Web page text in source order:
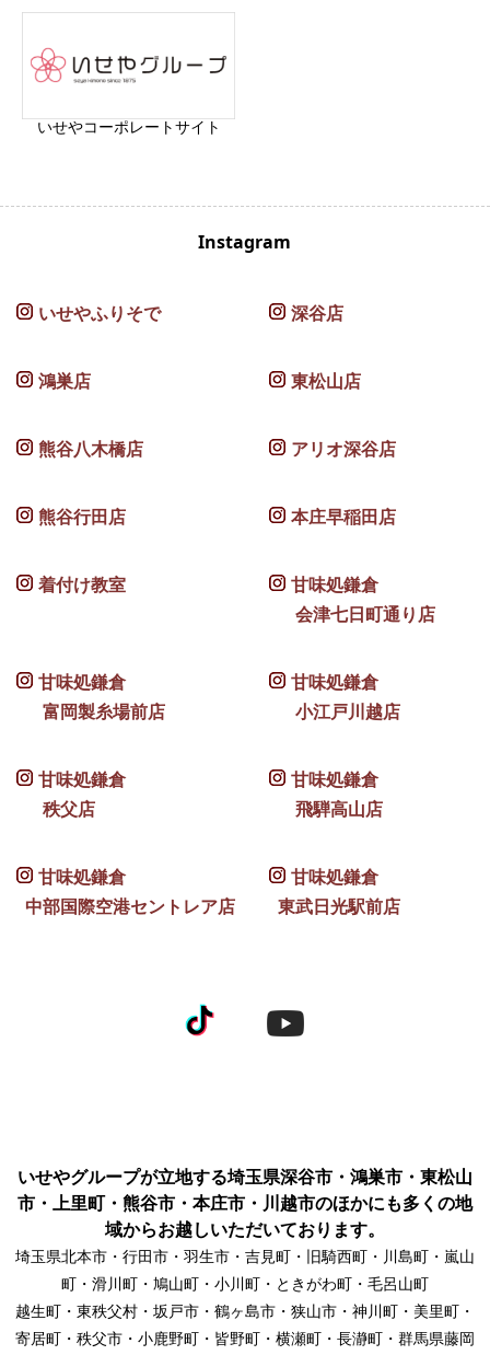
いせやコーポレートサイト
Instagram
いせやふりそで 深谷店
鴻巣店 東松山店
熊谷八木橋店 アリオ深谷店
熊谷行田店 本庄早稲田店
着付け教室
甘味処鎌倉
会津七日町通り店
甘味処鎌倉
富岡製糸場前店
甘味処鎌倉
小江戸川越店
甘味処鎌倉
秩父店
甘味処鎌倉
飛騨高山店
甘味処鎌倉
中部国際空港セントレア店
甘味処鎌倉
東武日光駅前店
いせやグループが立地する埼玉県深谷市・鴻巣市・東松山
市・上里町・熊谷市・本庄市・川越市のほかにも多くの地
域からお越しいただいております。
埼玉県北本市・行田市・羽生市・吉見町・旧騎西町・川島町・嵐山
町・滑川町・鳩山町・小川町・ときがわ町・毛呂山町
越生町・東秩父村・坂戸市・鶴ヶ島市・狭山市・神川町・美里町・
寄居町・秩父市・小鹿野町・皆野町・横瀬町・長瀞町・群馬県藤岡